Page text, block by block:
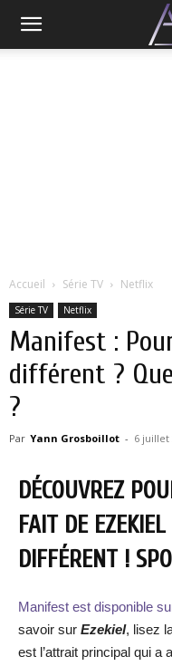
Accueil Série TV Netflix
Série TV Netflix
Manifest :
différent ?
?
Par Yann Grosboillot - 6 juillet
DÉCOUVREZ
FAIT DE
DIFFÉRENT !
Manifest est disponible
savoir sur Ezekiel, lisez
est l’attrait principal qui a